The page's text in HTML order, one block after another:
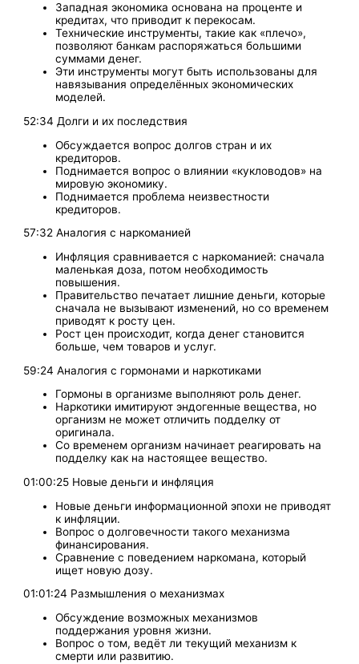
Западная экономика основана на проценте и
кредитах, что приводит к перекосам.
Технические инструменты, такие как «плечо»,
позволяют банкам распоряжаться большими
суммами денег.
Эти инструменты могут быть использованы для
навязывания определённых экономических
моделей.
52:34 Долги и их последствия
Обсуждается вопрос долгов стран и их
кредиторов.
Поднимается вопрос о влиянии «кукловодов» на
мировую экономику.
Поднимается проблема неизвестности
кредиторов.
57:32 Аналогия с наркоманией
Инфляция сравнивается с наркоманией: сначала
маленькая доза, потом необходимость
повышения.
Правительство печатает лишние деньги, которые
сначала не вызывают изменений, но со временем
приводят к росту цен.
Рост цен происходит, когда денег становится
больше, чем товаров и услуг.
59:24 Аналогия с гормонами и наркотиками
Гормоны в организме выполняют роль денег.
Наркотики имитируют эндогенные вещества, но
организм не может отличить подделку от
оригинала.
Со временем организм начинает реагировать на
подделку как на настоящее вещество.
01:00:25 Новые деньги и инфляция
Новые деньги информационной эпохи не приводят
к инфляции.
Вопрос о долговечности такого механизма
финансирования.
Сравнение с поведением наркомана, который
ищет новую дозу.
01:01:24 Размышления о механизмах
Обсуждение возможных механизмов
поддержания уровня жизни.
Вопрос о том, ведёт ли текущий механизм к
смерти или развитию.